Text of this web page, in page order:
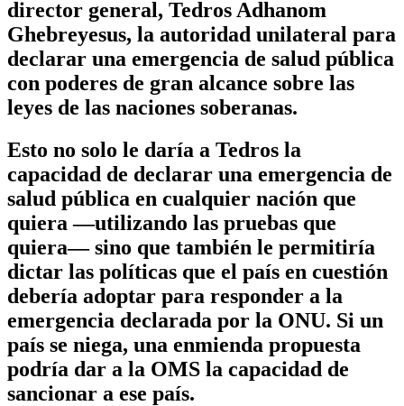
director general, Tedros Adhanom
Ghebreyesus, la autoridad unilateral para
declarar una emergencia de salud pública
con poderes de gran alcance sobre las
leyes de las naciones soberanas.
Esto no solo le daría a Tedros la
capacidad de declarar una emergencia de
salud pública en cualquier nación que
quiera —utilizando las pruebas que
quiera— sino que también le permitiría
dictar las políticas que el país en cuestión
debería adoptar para responder a la
emergencia declarada por la ONU. Si un
país se niega, una enmienda propuesta
podría dar a la OMS la capacidad de
sancionar a ese país.